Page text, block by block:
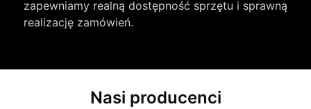
zapewniamy realną dostępność sprzętu i sprawną
realizację zamówień.
Nasi producenci